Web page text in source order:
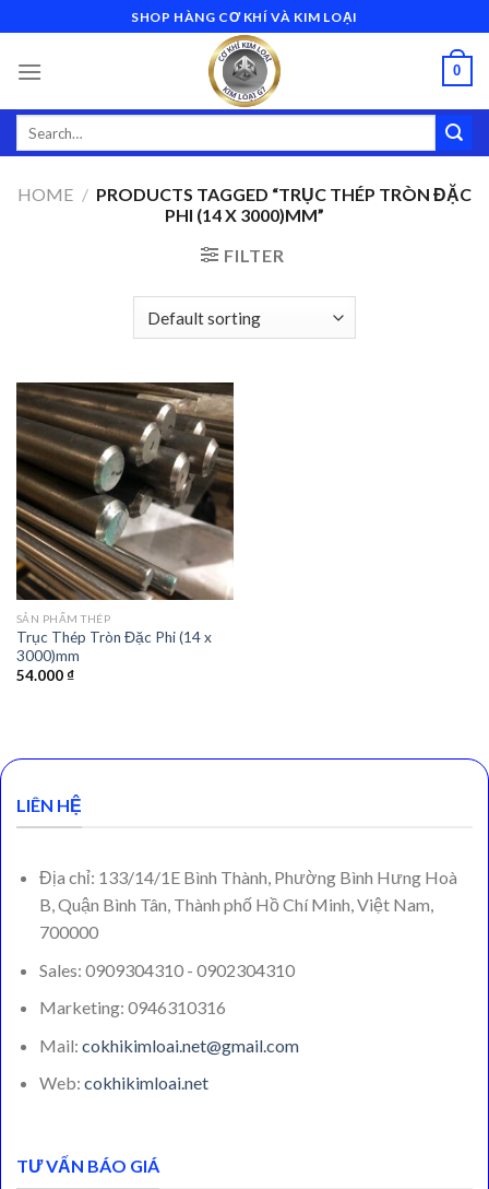
to
content
SHOP HÀNG CƠ KHÍ VÀ KIM LOẠI
0
Search
HOME / PRODUCTS TAGGED “TRỤC THÉP TRÒN ĐẶC
PHI (14 X 3000)MM”
FILTER
SẢN PHẨM THÉP
Trục Thép Tròn Đặc Phi (14 x
3000)mm
54.000₫
LIÊN HỆ
Địa chỉ: 133/14/1E Bình Thành, Phường Bình Hưng Hoà
B, Quận Bình Tân, Thành phố Hồ Chí Minh, Việt Nam,
700000
Sales: 0909304310 - 0902304310
Marketing: 0946310316
Mail: cokhikimloai.net@gmail.com
Web: cokhikimloai.net
TƯ VẤN BÁO GIÁ